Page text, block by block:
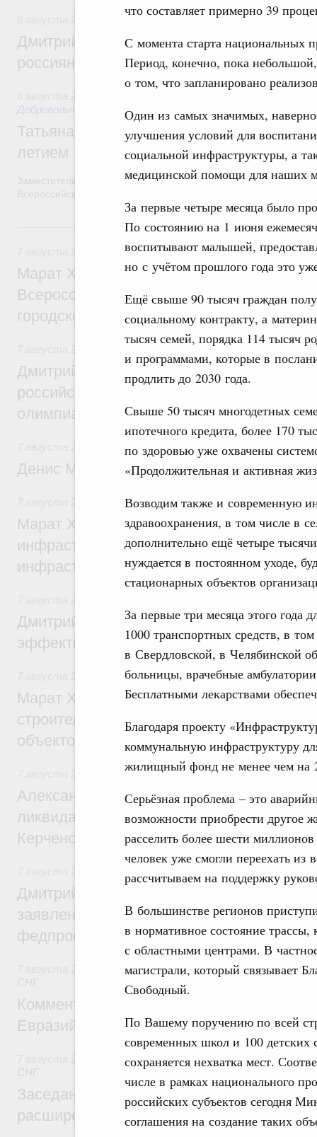
что составляет примерно 39
С момента старта национальных
Период, конечно, пока
о том, что запланировано
Один из самых значимых,
улучшения условий для
социальной инфраструктуры, а
медицинской помощи для наших
За первые четыре месяца было
По состоянию на 1 июня
воспитывают малышей,
но с учётом прошлого года это
Ещё свыше 90 тысяч граждан
социальному контракту, а
тысяч семей, порядка 114 тысяч
и программами, которые в
продлить до 2030 года.
Свыше 50 тысяч многодетных
ипотечного кредита, более 170
по здоровью уже охвачены
«Продолжительная и активная
Возводим также и современную
здравоохранения, в том числе в
дополнительно ещё четыре
нуждается в постоянном уходе,
стационарных объектов
За первые три месяца этого года
1000 транспортных средств, в
в Свердловской, в Челябинской
больницы, врачебные
Бесплатными лекарствами
Благодаря проекту
коммунальную инфраструктуру
жилищный фонд не менее чем на
Серьёзная проблема – это
возможности приобрести другое
расселить более шести
человек уже смогли переехать из
рассчитываем на поддержку
В большинстве регионов
в нормативное состояние
с областными центрами. В
магистрали, который связывает
Свободный.
По Вашему поручению по всей
современных школ и 100 детских
сохраняется нехватка мест.
числе в рамках национального
российских субъектов сегодня
соглашения на создание таких
Спорт высших достижений и массовый
Дмитрий Чернышенко и Михаил
россиян с Днём физкультурника
Добровольчество и волонтёрство. Благотворительность
Татьяна Голикова поздравила
летием
Заместитель Председателя Правительства Татьяна Голикова
7 августа, пятница
Экономика городов. Городская среда
Марат Хуснуллин провёл заседание
Всероссийского конкурса лучших
городской среды
Отрасль информационных технологий
Дмитрий Чернышенко и Сергей Кравцов
российскую сборную с победой на
олимпиаде по искусственному
Общие вопросы промышленной политики
Денис Мантуров посетил Ярославскую
Бюджеты субъектов Федерации.
Марат Хуснуллин: 15 объектов
инфраструктуры построили и обновили
инфраструктурным кредитам
Дмитрий Патрушев: Синхронизация
эффективность поддержки сельских
Экономика городов. Городская среда
Марат Хуснуллин: «Единый заказчик»
строительство и реконструкцию более
объектов
Чрезвычайные ситуации и ликвидация их
Александр Козлов провёл заседание
ликвидации последствий чрезвычайной
Керченском проливе
Дмитрий Чернышенко: Установлен
заявлений от абитуриентов колледжей и
федпроекта «Профессионалитет»
Евразийский экономический союз.
СНГ
Комментарий Алексея Оверчука по
Евразийского межправительственного
Евразийский экономический союз.
СНГ
Заседание Евразийского
расширенном составе